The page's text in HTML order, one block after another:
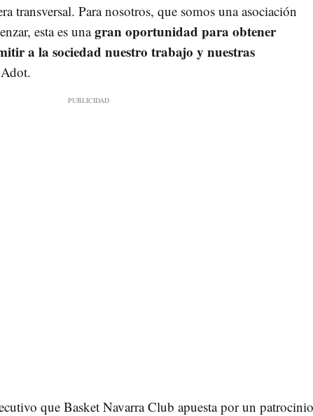
transversal. Para nosotros, que somos una asociación
esta es unagran oportunidad para obtener
a la sociedad nuestro trabajo y nuestras
que Basket Navarra Club apuesta por un patrocinio